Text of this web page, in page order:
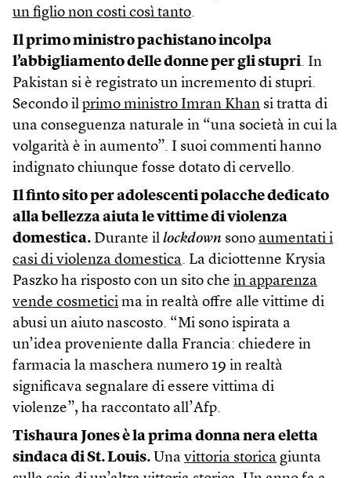
un figlio non costi così tanto.
Il primo ministro pachistano incolpa
l’abbigliamento delle donne per gli stupri. In
Pakistan si è registrato un incremento di stupri.
Secondo il primo ministro Imran Khan si tratta di
una conseguenza naturale in “una società in cui la
volgarità è in aumento”. I suoi commenti hanno
indignato chiunque fosse dotato di cervello.
Il finto sito per adolescenti polacche dedicato
alla bellezza aiuta le vittime di violenza
domestica. Durante il lockdown sono aumentati i
casi di violenza domestica. La diciottenne Krysia
Paszko ha risposto con un sito che in apparenza
vende cosmetici ma in realtà offre alle vittime di
abusi un aiuto nascosto. “Mi sono ispirata a
un’idea proveniente dalla Francia: chiedere in
farmacia la maschera numero 19 in realtà
significava segnalare di essere vittima di
violenze”, ha raccontato all’Afp.
Tishaura Jones è la prima donna nera eletta
sindaca di St. Louis. Una vittoria storica giunta